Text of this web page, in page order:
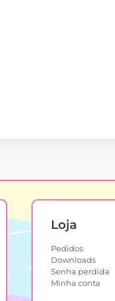
Loja
Pedidos
Downloads
Senha perdida
Minha conta